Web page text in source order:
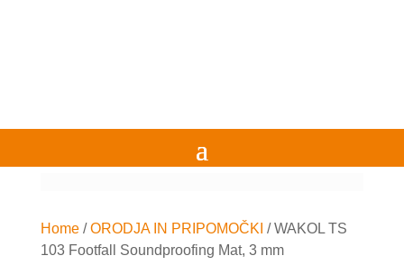
Home/ORODJA IN PRIPOMOČKI /WAKOL TS
103 Footfall Soundproofing Mat, 3 mm